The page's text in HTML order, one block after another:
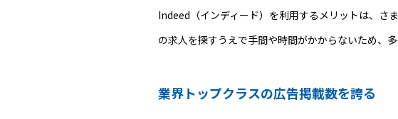
Indeed（インディード）を利用するメリットは、さ
の求人を探すうえで手間や時間がかからないため、
業界トップクラスの広告掲載数を誇る